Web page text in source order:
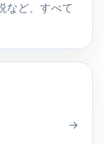
など、すべて
→